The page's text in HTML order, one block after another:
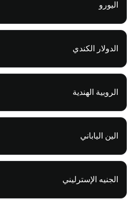
اليورو
الدولار الكندي
الروبية الهندية
الين الياباني
الجنيه الإسترليني